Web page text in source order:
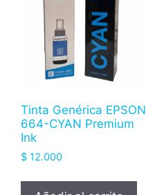
Tinta Genérica EPSON
664-CYAN Premium
Ink
$ 12.000